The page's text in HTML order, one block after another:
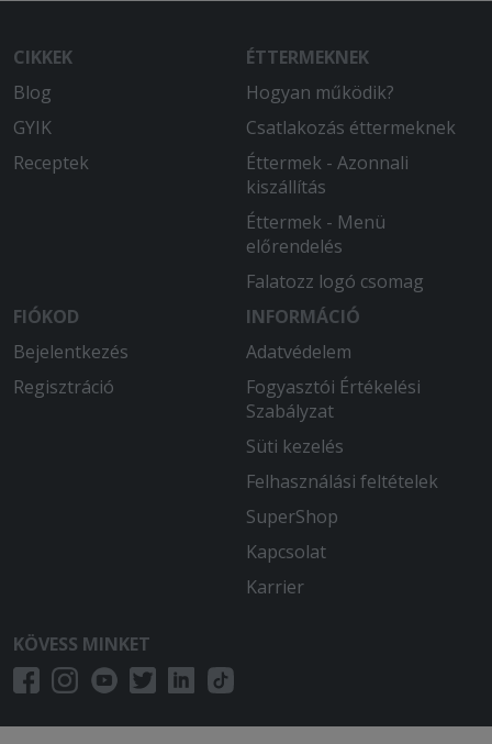
CIKKEK
Blog
GYIK
Receptek
ÉTTERMEKNEK
Hogyan működik?
Csatlakozás éttermeknek
Éttermek - Azonnali
kiszállítás
Éttermek - Menü
előrendelés
Falatozz logó csomag
FIÓKOD
Bejelentkezés
Regisztráció
INFORMÁCIÓ
Adatvédelem
Fogyasztói Értékelési
Szabályzat
Süti kezelés
Felhasználási feltételek
SuperShop
Kapcsolat
Karrier
KÖVESS MINKET